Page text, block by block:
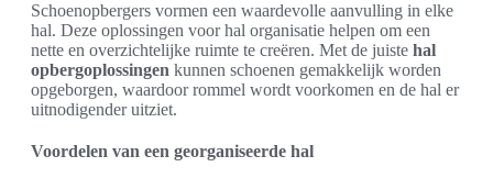
Schoenopbergers vormen een waardevolle aanvulling in elke
hal. Deze oplossingen voor hal organisatie helpen om een
nette en overzichtelijke ruimte te creëren. Met de juiste hal
opbergoplossingen kunnen schoenen gemakkelijk worden
opgeborgen, waardoor rommel wordt voorkomen en de hal er
uitnodigender uitziet.
Voordelen van een georganiseerde hal